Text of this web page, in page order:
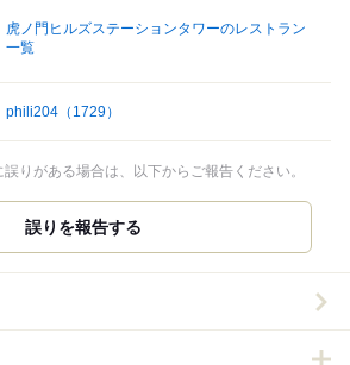
虎ノ門ヒルズステーションタワーのレストラン
一覧
phili204 （1729）
りがある場合は、以下からご報告ください。
誤りを報告する